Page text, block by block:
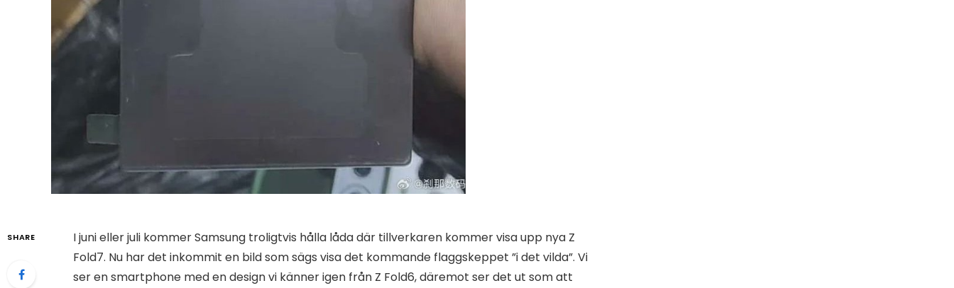
SHARE
I juni eller juli kommer Samsung troligtvis hålla låda där tillverkaren kommer visa upp nya Z
Fold7. Nu har det inkommit en bild som sägs visa det kommande flaggskeppet ”i det vilda”. Vi
ser en smartphone med en design vi känner igen från Z Fold6, däremot ser det ut som att